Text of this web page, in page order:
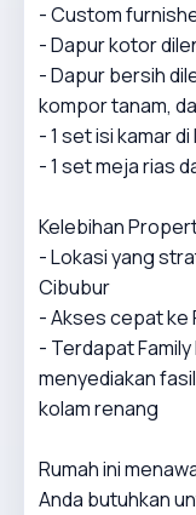
- Custom
- Dapur kotor
- Dapur bersih
kompor tanam,
- 1 set isi kamar di
- 1 set meja rias
Kelebihan
- Lokasi yang
Cibubur
- Akses cepat ke
- Terdapat
menyediakan
kolam renang
Rumah ini
Anda butuhkan